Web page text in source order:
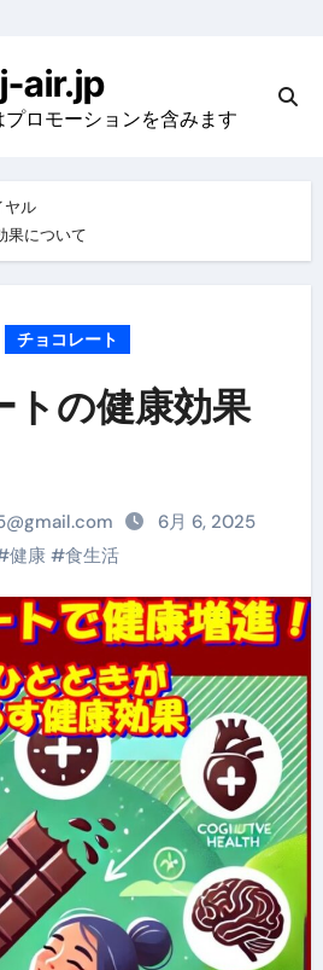
j-air.jp
プロモーションを含みます
ヤル
果について
チョコレート
トの健康効果
6月 6, 2025
健康#食生活